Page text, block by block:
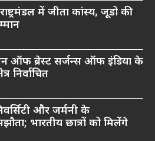
में जीता कांस्य, जूडो की
ऑफ ब्रेस्ट सर्जन्स ऑफ इंडिया के
निर्वाचित
और जर्मनी के
भारतीय छात्रों को मिलेंगे